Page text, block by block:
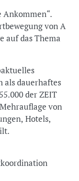
Ankommen“.
von A
auf das Thema
als dauerhaftes
der ZEIT
von
Hotels,